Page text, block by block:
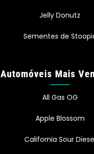
Jelly Donutz
Sementes de
Automóveis Mais
All Gas OG
Apple Blossom
California Sour